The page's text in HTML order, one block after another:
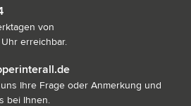
von
erreichbar.
Ihre Frage oder Anmerkung und
bei Ihnen.